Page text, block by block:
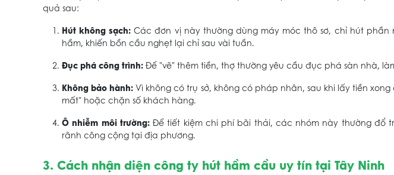
quả sau:
Hút không sạch: Các đơn vị này thường dùng máy móc thô sơ, chỉ hút
hầm, khiến bồn cầu nghẹt lại chỉ sau vài tuần.
Đục phá công trình: Để "vẽ" thêm tiền, thợ thường yêu cầu đục phá sàn nhà,
Không bảo hành: Vì không có trụ sở, không có pháp nhân, sau khi lấy tiền
mất" hoặc chặn số khách hàng.
Ô nhiễm môi trường:Để tiết kiệm chi phí bãi thải, các nhóm này thường đổ
rãnh công cộng tại địa phương.
3. Cách nhận diện công ty hút hầm cầu uy tín tại Tây Ninh